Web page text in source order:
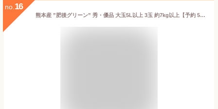
no. 16
熊本産 ”肥後グリーン” 秀・優品 大玉5L以上 3玉 約7kg以上【予約 5月末以降】 送料無料